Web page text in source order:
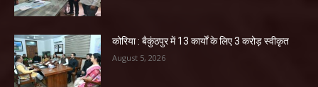
कोरिया : बैकुंठपुर में 13 कार्यों के लिए 3 करोड़ स्वीकृत
August 5, 2026